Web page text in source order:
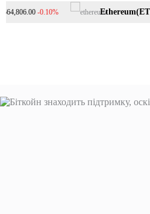
до
-0.10% Ethereum(ETH)